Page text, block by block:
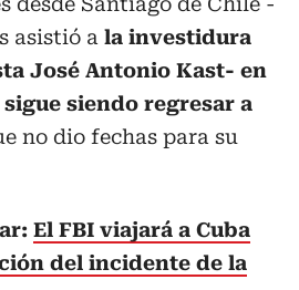
asistió a la investidura
José Antonio Kast- en
siendo regresar a
no dio fechas para su
El FBI viajará a Cuba
del incidente de la